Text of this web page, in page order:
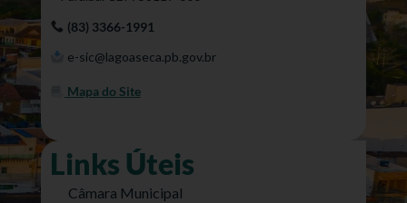
(83) 3366-1991
e-sic@lagoaseca.pb.gov.br
Mapa do Site
Links Úteis
Câmara Municipal